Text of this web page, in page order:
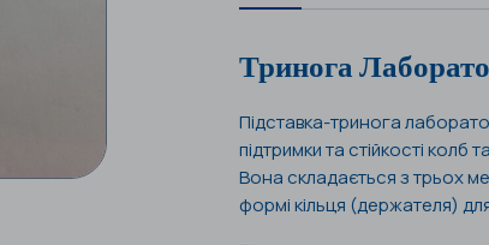
Тринога
Підставка-тринога
підтримки та стійкості колб
Вона складається з трьох
формі кільця (держателя)